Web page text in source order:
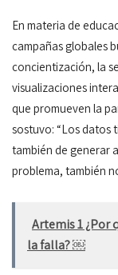
En materia de
campañas globales
concientización, la
visualizaciones
que promueven la
sostuvo: “Los datos
también de generar
problema, también
Artemis 1 ¿Por
la falla? ￼